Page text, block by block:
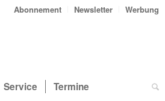
Abonnement Newsletter Werbung
Service Termine